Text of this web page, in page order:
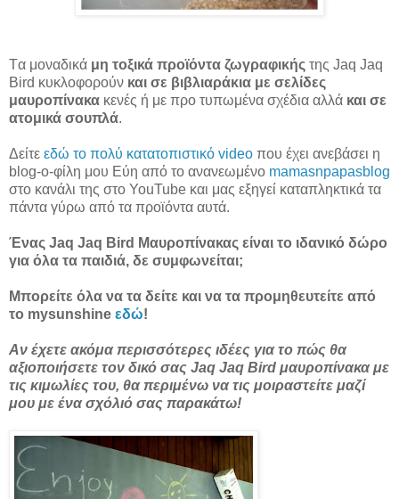
Tα μοναδικά μη τοξικά προϊόντα ζωγραφικής της Jaq Jaq
Bird κυκλοφορούν και σε βιβλιαράκια με σελίδες
μαυροπίνακα κενές ή με προ τυπωμένα σχέδια αλλά και σε
ατομικά σουπλά.
Δείτε εδώ το πολύ κατατοπιστικό video που έχει ανεβάσει η
blog-o-φίλη μου Εύη από το ανανεωμένο mamasnpapasblog
στο κανάλι της στο YouTube και μας εξηγεί καταπληκτικά τα
πάντα γύρω από τα προϊόντα αυτά.
Ένας Jaq Jaq Bird Μαυροπίνακας είναι το ιδανικό δώρο
για όλα τα παιδιά, δε συμφωνείται;
Μπορείτε όλα να τα δείτε και να τα προμηθευτείτε από
το mysunshine εδώ!
Αν έχετε ακόμα περισσότερες ιδέες για το πώς θα
αξιοποιήσετε τον δικό σας Jaq Jaq Bird μαυροπίνακα με
τις κιμωλίες του, θα περιμένω να τις μοιραστείτε μαζί
μου με ένα σχόλιό σας παρακάτω!